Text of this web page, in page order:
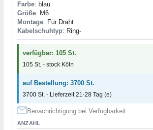
Farbe: blau
Größe: M6
Montage: Für Draht
Kabelschuhtyp: Ring-
verfügbar: 105 St.
105 St. - stock Köln
auf Bestellung: 3700 St.
3700 St. - Lieferzeit 21-28 Tag (e)
Benachrichtigung bei Verfügbarkeit
ANZAHL